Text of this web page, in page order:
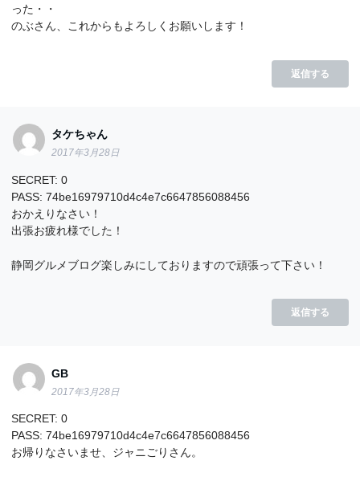
った・・
のぶさん、これからもよろしくお願いします！
返信する
タケちゃん
2017年3月28日
SECRET: 0
PASS: 74be16979710d4c4e7c6647856088456
おかえりなさい！
出張お疲れ様でした！
静岡グルメブログ楽しみにしておりますので頑張って下さい！
返信する
GB
2017年3月28日
SECRET: 0
PASS: 74be16979710d4c4e7c6647856088456
お帰りなさいませ、ジャニごりさん。